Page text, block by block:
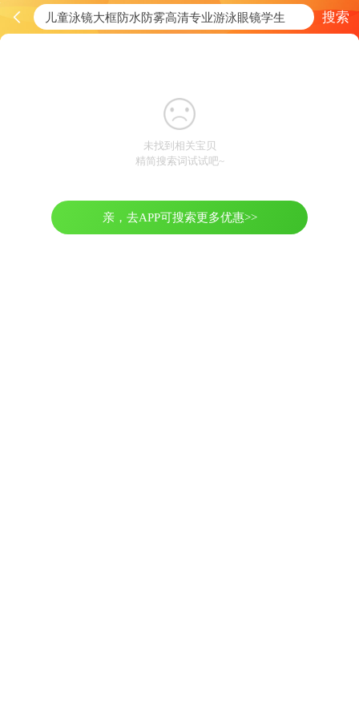
搜索
未找到相关宝贝
精简搜索词试试吧~
亲，去APP可搜索更多优惠>>